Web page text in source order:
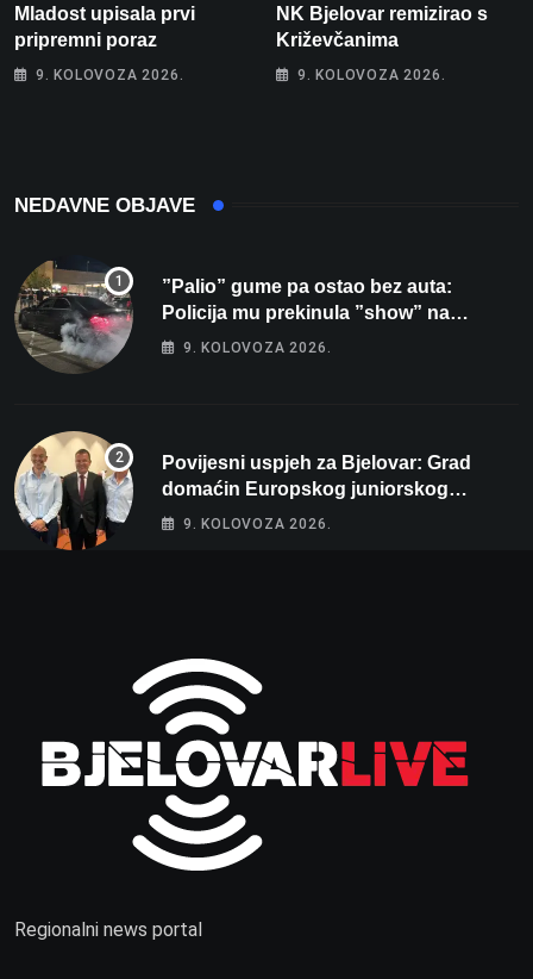
Mladost upisala prvi
pripremni poraz
9. KOLOVOZA 2026.
NK Bjelovar remizirao s
Križevčanima
9. KOLOVOZA 2026.
NEDAVNE OBJAVE
”Palio” gume pa ostao bez auta:
Policija mu prekinula ”show” na
parkingu u Bjelovaru
9. KOLOVOZA 2026.
Povijesni uspjeh za Bjelovar: Grad
domaćin Europskog juniorskog
prvenstva u plivanju 2027!
9. KOLOVOZA 2026.
Regionalni news portal